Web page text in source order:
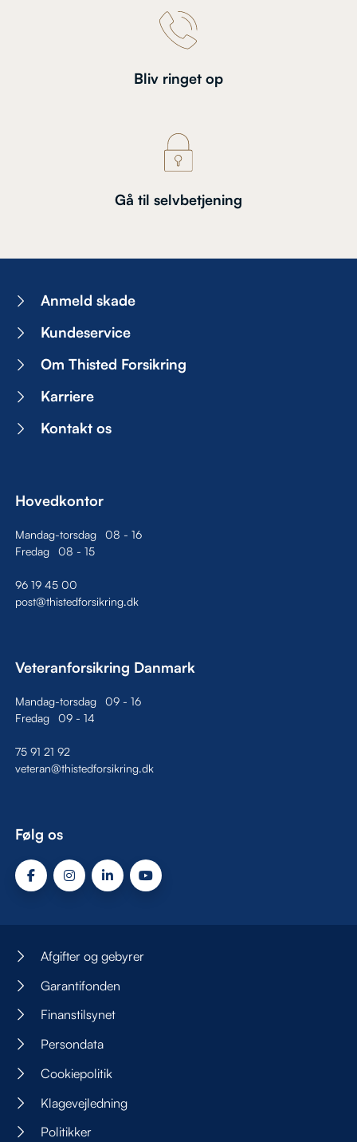
Bliv ringet op
Gå til selvbetjening
Anmeld skade
Kundeservice
Om Thisted Forsikring
Karriere
Kontakt os
Hovedkontor
Mandag-torsdag 08 - 16
Fredag
08 - 15
96 19 45 00
post@thistedforsikring.dk
Veteranforsikring Danmark
Mandag-torsdag 09- 16
Fredag
09- 14
75 91 21 92
veteran@thistedforsikring.dk
Følg os
Afgifter og gebyrer
Garantifonden
Finanstilsynet
Persondata
Cookiepolitik
Klagevejledning
Politikker